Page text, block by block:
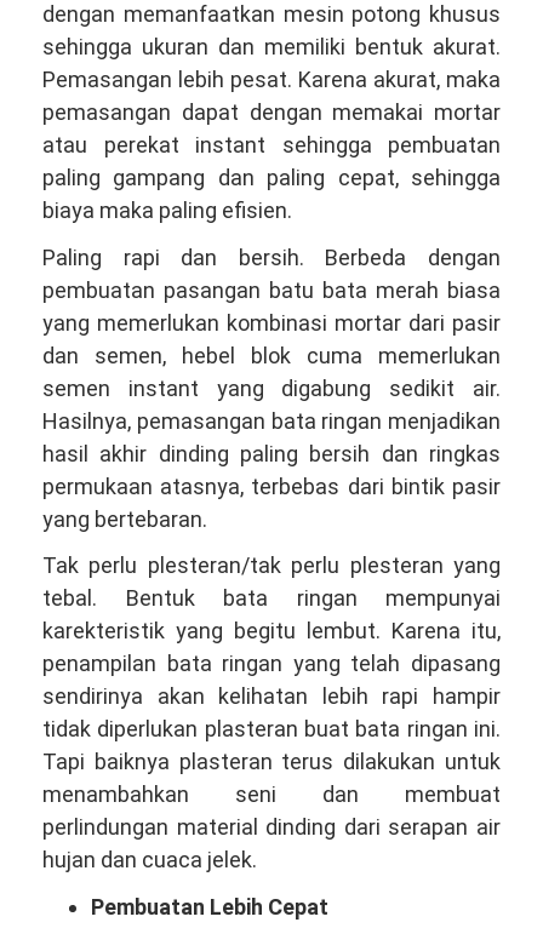
dengan memanfaatkan mesin potong khusus
sehingga ukuran dan memiliki bentuk akurat.
Pemasangan lebih pesat. Karena akurat, maka
pemasangan dapat dengan memakai mortar
atau perekat instant sehingga pembuatan
paling gampang dan paling cepat, sehingga
biaya maka paling efisien.
Paling rapi dan bersih. Berbeda dengan
pembuatan pasangan batu bata merah biasa
yang memerlukan kombinasi mortar dari pasir
dan semen, hebel blok cuma memerlukan
semen instant yang digabung sedikit air.
Hasilnya, pemasangan bata ringan menjadikan
hasil akhir dinding paling bersih dan ringkas
permukaan atasnya, terbebas dari bintik pasir
yang bertebaran.
Tak perlu plesteran/tak perlu plesteran yang
tebal. Bentuk bata ringan mempunyai
karekteristik yang begitu lembut. Karena itu,
penampilan bata ringan yang telah dipasang
sendirinya akan kelihatan lebih rapi hampir
tidak diperlukan plasteran buat bata ringan ini.
Tapi baiknya plasteran terus dilakukan untuk
menambahkan seni dan membuat
perlindungan material dinding dari serapan air
hujan dan cuaca jelek.
Pembuatan Lebih Cepat